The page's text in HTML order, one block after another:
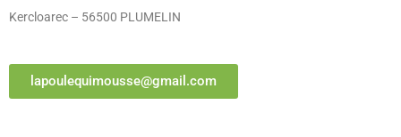
Kercloarec – 56500 PLUMELIN
lapoulequimousse@gmail.com